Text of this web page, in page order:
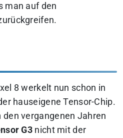
man auf den
8 werkelt nun schon in
hauseigene Tensor-Chip.
den vergangenen Jahren
G3 nicht mit der